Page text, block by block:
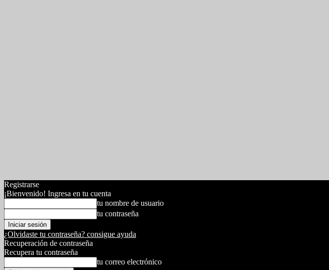
Registrarse
¡Bienvenido! Ingresa en tu cuenta
tu nombre de usuario
tu contraseña
¿Olvidaste tu contraseña? consigue ayuda
Recuperación de contraseña
Recupera tu contraseña
tu correo electrónico